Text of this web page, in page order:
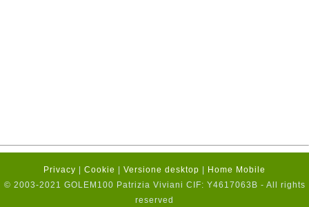
Privacy Cookie Versione desktop
Home Mobile
© 2003-2021 GOLEM100 Patrizia Viviani CIF: Y4617063B - All rights
reserved